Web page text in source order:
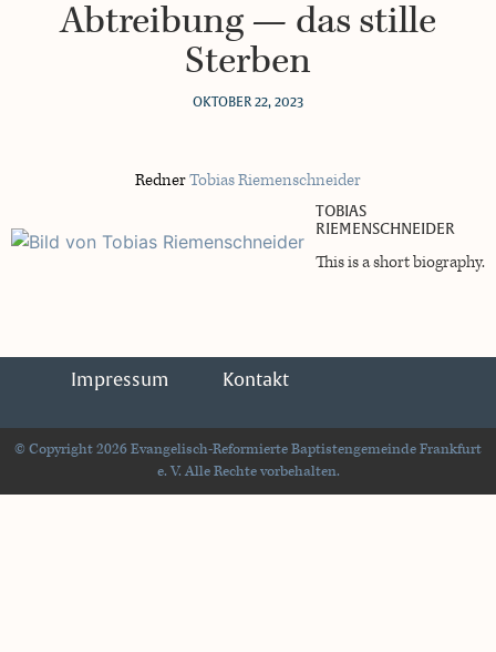
Abtreibung — das stille
Sterben
OKTOBER 22, 2023
RednerTobias Riemenschneider
TOBIAS
RIEMENSCHNEIDER
This is a short biography.
Impressum Kontakt
© Copyright 2026 Evangelisch-Reformierte Baptistengemeinde Frankfurt
e. V. Alle Rechte vorbehalten.